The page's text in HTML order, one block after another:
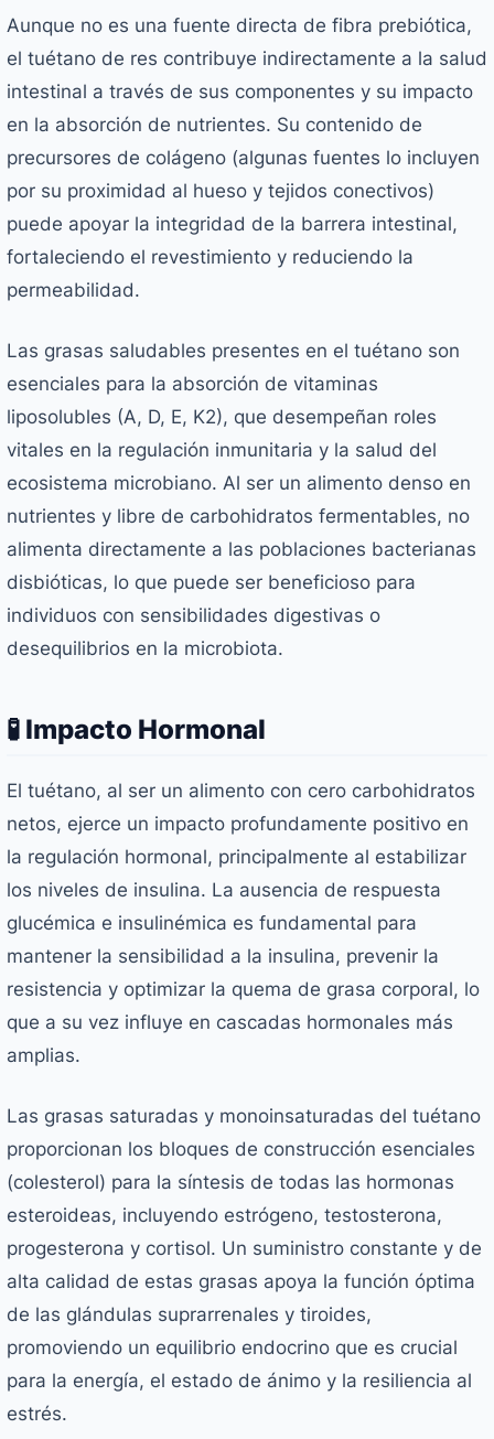
Aunque no es una fuente directa de fibra prebiótica,
el tuétano de res contribuye indirectamente a la salud
intestinal a través de sus componentes y su impacto
en la absorción de nutrientes. Su contenido de
precursores de colágeno (algunas fuentes lo incluyen
por su proximidad al hueso y tejidos conectivos)
puede apoyar la integridad de la barrera intestinal,
fortaleciendo el revestimiento y reduciendo la
permeabilidad.
Las grasas saludables presentes en el tuétano son
esenciales para la absorción de vitaminas
liposolubles (A, D, E, K2), que desempeñan roles
vitales en la regulación inmunitaria y la salud del
ecosistema microbiano. Al ser un alimento denso en
nutrientes y libre de carbohidratos fermentables, no
alimenta directamente a las poblaciones bacterianas
disbióticas, lo que puede ser beneficioso para
individuos con sensibilidades digestivas o
desequilibrios en la microbiota.
🧪 Impacto Hormonal
El tuétano, al ser un alimento con cero carbohidratos
netos, ejerce un impacto profundamente positivo en
la regulación hormonal, principalmente al estabilizar
los niveles de insulina. La ausencia de respuesta
glucémica e insulinémica es fundamental para
mantener la sensibilidad a la insulina, prevenir la
resistencia y optimizar la quema de grasa corporal, lo
que a su vez influye en cascadas hormonales más
amplias.
Las grasas saturadas y monoinsaturadas del tuétano
proporcionan los bloques de construcción esenciales
(colesterol) para la síntesis de todas las hormonas
esteroideas, incluyendo estrógeno, testosterona,
progesterona y cortisol. Un suministro constante y de
alta calidad de estas grasas apoya la función óptima
de las glándulas suprarrenales y tiroides,
promoviendo un equilibrio endocrino que es crucial
para la energía, el estado de ánimo y la resiliencia al
estrés.